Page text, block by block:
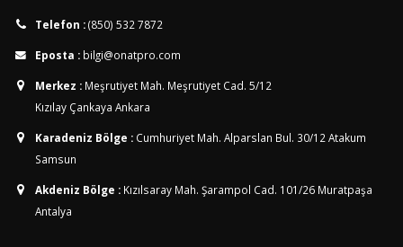
Telefon :(850) 532 7872
Eposta : bilgi@onatpro.com
Merkez : Meşrutiyet Mah. Meşrutiyet Cad. 5/12
Kızılay Çankaya Ankara
Karadeniz Bölge : Cumhuriyet Mah. Alparslan Bul. 30/12 Atakum
Samsun
Akdeniz Bölge : Kızılsaray Mah. Şarampol Cad. 101/26 Muratpaşa
Antalya